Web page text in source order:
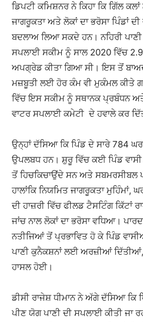
ਡਿਪਟੀ ਕਮਿਸ਼ਨਰ ਨੇ ਕਿਹਾ ਕਿ ਗਿੱਲ
ਜਾਗਰੂਕਤਾ ਅਤੇ ਲੋਕਾਂ ਦਾ ਭਰੋਸਾ ਪਿੰਡਾਂ
ਬਦਲਾਅ ਲਿਆ ਸਕਦੇ ਹਨ। ਨਹਿਰੀ
ਸਪਲਾਈ ਸਕੀਮ ਨੂੰ ਸਾਲ 2020 ਵਿੱਚ
ਅਪਗ੍ਰੇਡ ਕੀਤਾ ਗਿਆ ਸੀ। ਇਸ ਤੋਂ
ਮਜ਼ਬੂਤੀ ਲਈ ਹੋਰ ਕੰਮ ਵੀ ਮੁਕੰਮਲ ਕੀਤੇ
ਵਿੱਚ ਇਸ ਸਕੀਮ ਨੂੰ ਸਥਾਨਕ ਪ੍ਰਬੰਧਨ
ਵਾਟਰ ਸਪਲਾਈ ਕਮੇਟੀ ਦੇ ਹਵਾਲੇ ਕਰ
ਉਨ੍ਹਾਂ ਦੱਸਿਆ ਕਿ ਪਿੰਡ ਦੇ ਸਾਰੇ 784
ਉਪਲਬਧ ਹਨ। ਸ਼ੁਰੂ ਵਿੱਚ ਕਈ ਪਿੰਡ
ਤੋਂ ਹਿਚਕਿਚਾਉਂਦੇ ਸਨ ਅਤੇ ਸਬਮਰਸੀਬਲ
ਹਾਲਾਂਕਿ ਨਿਯਮਿਤ ਜਾਗਰੂਕਤਾ
ਦੀ ਹਾਜ਼ਰੀ ਵਿੱਚ ਫੀਲਡ ਟੈਸਟਿੰਗ ਕਿੱਟਾਂ
ਜਾਂਚ ਨਾਲ ਲੋਕਾਂ ਦਾ ਭਰੋਸਾ ਵਧਿਆ।
ਨਤੀਜਿਆਂ ਤੋਂ ਪ੍ਰਭਾਵਿਤ ਹੋ ਕੇ ਪਿੰਡ
ਪਾਣੀ ਕੁਨੈਕਸ਼ਨਾਂ ਲਈ ਅਰਜ਼ੀਆਂ ਦਿੱਤੀਆਂ,
ਹਾਸਲ ਹੋਈ।
ਡੀਸੀ ਰਾਜੇਸ਼ ਧੀਮਾਨ ਨੇ ਅੱਗੇ ਦੱਸਿਆ ਕਿ
ਪੀਣ ਯੋਗ ਪਾਣੀ ਦੀ ਸਪਲਾਈ ਕੀਤੀ ਜਾ